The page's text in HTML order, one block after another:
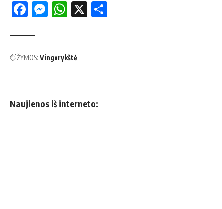
Facebook
Messenger
WhatsApp
X
ŽYMOS: Vingorykštė
Naujienos iš interneto: